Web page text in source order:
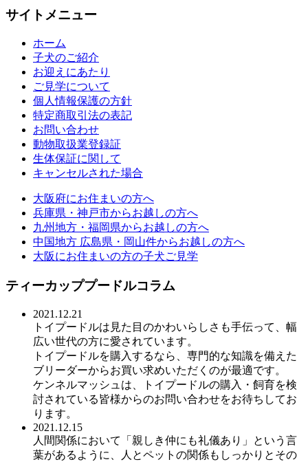
サイトメニュー
ホーム
子犬のご紹介
お迎えにあたり
ご見学について
個人情報保護の方針
特定商取引法の表記
お問い合わせ
動物取扱業登録証
生体保証に関して
キャンセルされた場合
大阪府にお住まいの方へ
兵庫県・神戸市からお越しの方へ
九州地方・福岡県からお越しの方へ
中国地方 広島県・岡山件からお越しの方へ
大阪にお住まいの方の子犬ご見学
ティーカッププードルコラム
2021.12.21
トイプードルは見た目のかわいらしさも手伝って、幅
広い世代の方に愛されています。
トイプードルを購入するなら、専門的な知識を備えた
ブリーダーからお買い求めいただくのが最適です。
ケンネルマッシュは、トイプードルの購入・飼育を検
討されている皆様からのお問い合わせをお待ちしてお
ります。
2021.12.15
人間関係において「親しき仲にも礼儀あり」という言
葉があるように、人とペットの関係もしっかりとその